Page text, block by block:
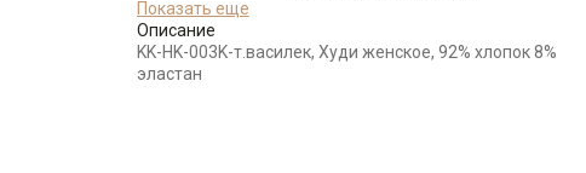
Выбрать размерный ряд
по 1 шт каждого доступного размера
сырья
Бренд
Модель
Показать еще
Описание
KK-HK-003K-т.василек, Худи женское, 92% хлопок 8%
эластан